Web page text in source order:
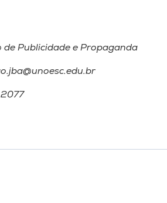
de Publicidade e Propaganda
2077